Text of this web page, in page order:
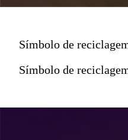
Símbolo de
Símbolo de